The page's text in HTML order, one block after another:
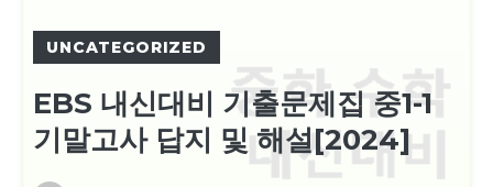
UNCATEGORIZED
EBS 내신대비 기출문제집 중1-1
기말고사 답지 및 해설[2024]